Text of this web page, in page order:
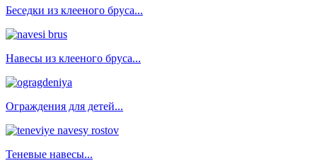
Беседки из клееного бруса...
Навесы из клееного бруса...
Ограждения для детей...
Теневые навесы...